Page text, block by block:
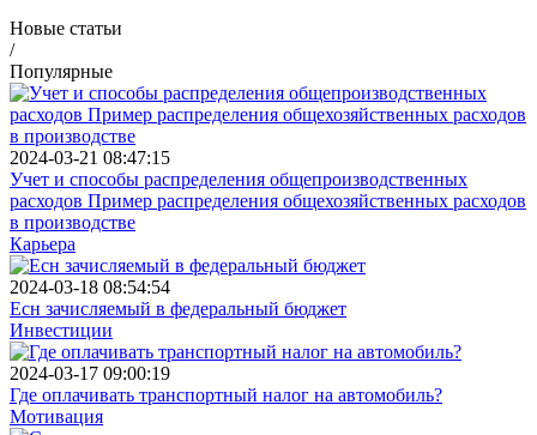
Новые статьи
/
Популярные
2024-03-21 08:47:15
Учет и способы распределения общепроизводственных
расходов Пример распределения общехозяйственных расходов
в производстве
Карьера
2024-03-18 08:54:54
Есн зачисляемый в федеральный бюджет
Инвестиции
2024-03-17 09:00:19
Где оплачивать транспортный налог на автомобиль?
Мотивация